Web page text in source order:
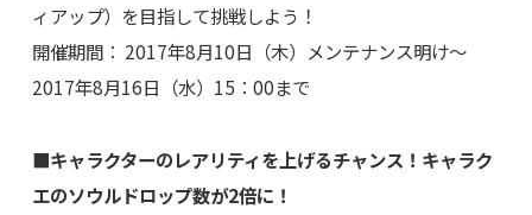
ィアップ）を目指して挑戦しよう！
開催期間： 2017年8月10日（木）メンテナンス明け～
2017年8月16日（水）15：00まで
■キャラクターのレアリティを上げるチャンス！キャラク
エのソウルドロップ数が2倍に！